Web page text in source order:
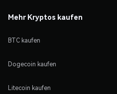
Mehr Kryptos kaufen
BTC kaufen
Dogecoin kaufen
Litecoin kaufen